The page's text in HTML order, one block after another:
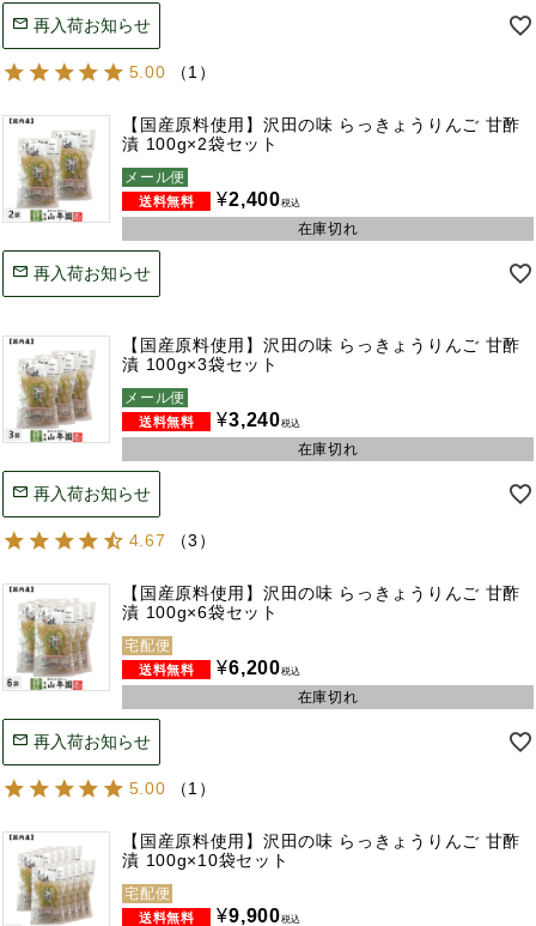
再入荷お知らせ
5.00 （1 ）
【国産原料使用】沢田の味 らっきょうりんご 甘酢
漬 100g×2袋セット
メール便
¥2,400税込
在庫切れ
再入荷お知らせ
【国産原料使用】沢田の味 らっきょうりんご 甘酢
漬 100g×3袋セット
メール便
¥3,240税込
在庫切れ
再入荷お知らせ
4.67 （3 ）
【国産原料使用】沢田の味 らっきょうりんご 甘酢
漬 100g×6袋セット
宅配便
¥6,200税込
在庫切れ
再入荷お知らせ
5.00 （1 ）
【国産原料使用】沢田の味 らっきょうりんご 甘酢
漬 100g×10袋セット
宅配便
¥9,900税込